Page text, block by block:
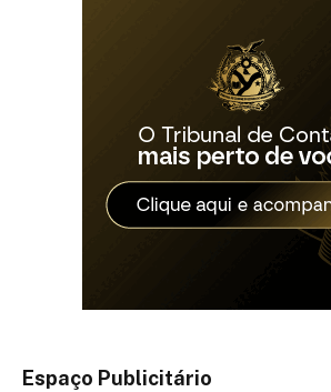
Espaço Publicitário